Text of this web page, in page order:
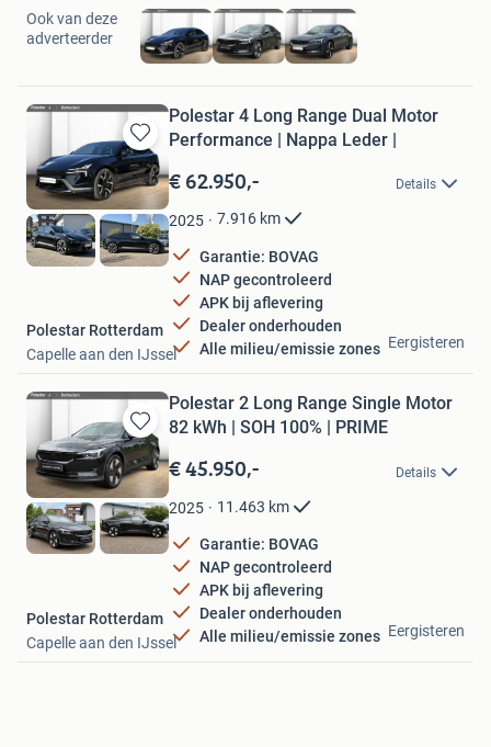
Ook van deze
adverteerder
Bewaren
in
Mijn
Favorieten
Polestar 4 Long Range Dual Motor
Performance | Nappa Leder |
€ 62.950,- Details
2025 7.916 km
Garantie: BOVAG
NAP gecontroleerd
APK bij aflevering
Dealer onderhouden
Alle milieu/emissie zones
Polestar Rotterdam
Capelle aan den IJssel
Eergisteren
Bewaren
in
Mijn
Favorieten
Polestar 2 Long Range Single Motor
82 kWh | SOH 100% | PRIME
€ 45.950,- Details
2025 11.463 km
Garantie: BOVAG
NAP gecontroleerd
APK bij aflevering
Dealer onderhouden
Alle milieu/emissie zones
Polestar Rotterdam
Capelle aan den IJssel
Eergisteren